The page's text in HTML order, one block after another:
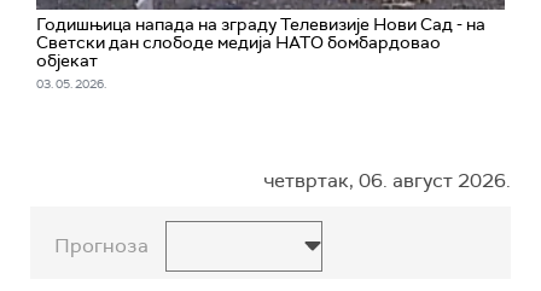
Годишњица напада на зграду Телевизије Нови Сад - на
Светски дан слободе медија НАТО бомбардовао
објекат
03. 05. 2026.
четвртак, 06. август 2026.
Прогноза